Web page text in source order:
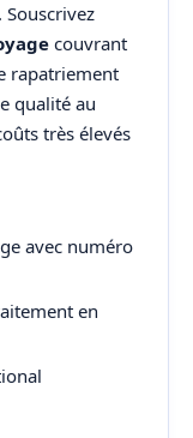
couvrant
rapatriement
qualité au
très élevés
avec numéro
en